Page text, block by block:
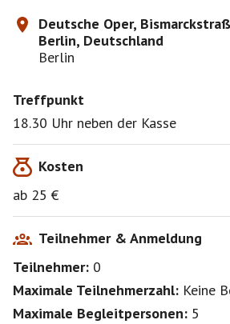
Deutsche Oper,
Berlin, Deutschland
Berlin
Treffpunkt
18.30 Uhr neben der Kasse
Kosten
ab 25 €
Teilnehmer & Anmeldung
Teilnehmer: 0
Maximale Teilnehmerzahl: Keine
Maximale Begleitpersonen: 5